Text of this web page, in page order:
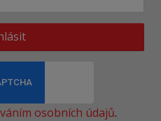
osobních údajů.